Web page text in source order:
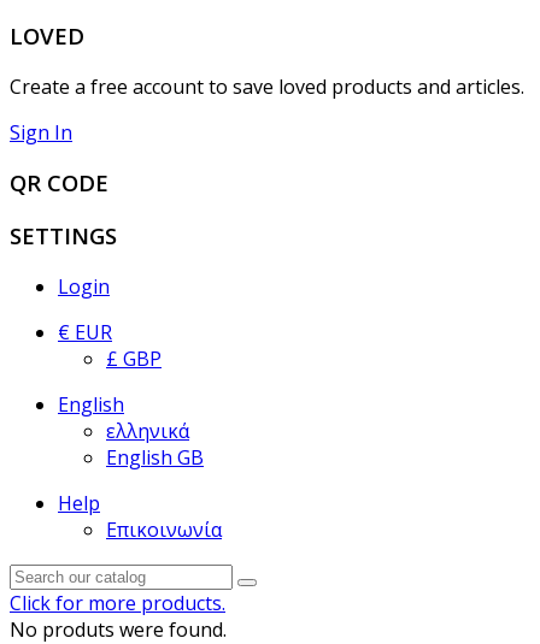
LOVED
Create a free account to save loved products and articles.
Sign In
QR CODE
SETTINGS
Login
€ EUR
£ GBP
English
ελληνικά
English GB
Help
Επικοινωνία
Click for more products.
No produts were found.